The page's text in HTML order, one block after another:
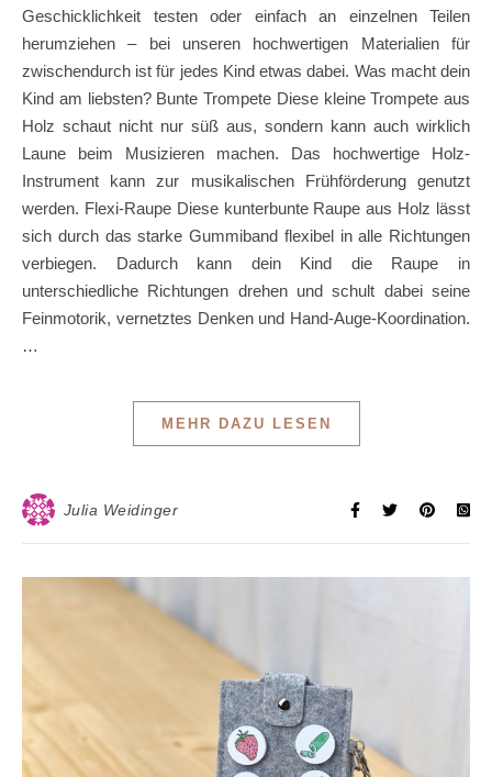
Geschicklichkeit testen oder einfach an einzelnen Teilen
herumziehen – bei unseren hochwertigen Materialien für
zwischendurch ist für jedes Kind etwas dabei. Was macht dein
Kind am liebsten? Bunte Trompete Diese kleine Trompete aus
Holz schaut nicht nur süß aus, sondern kann auch wirklich
Laune beim Musizieren machen. Das hochwertige Holz-
Instrument kann zur musikalischen Frühförderung genutzt
werden. Flexi-Raupe Diese kunterbunte Raupe aus Holz lässt
sich durch das starke Gummiband flexibel in alle Richtungen
verbiegen. Dadurch kann dein Kind die Raupe in
unterschiedliche Richtungen drehen und schult dabei seine
Feinmotorik, vernetztes Denken und Hand-Auge-Koordination.
…
MEHR DAZU LESEN
Julia Weidinger